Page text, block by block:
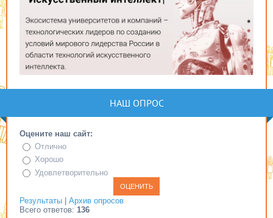
НАШ ОПРОС
Оцените наш сайт:
Отлично
Хорошо
Удовлетворительно
Результаты
Архив опросов
Всего ответов: 136